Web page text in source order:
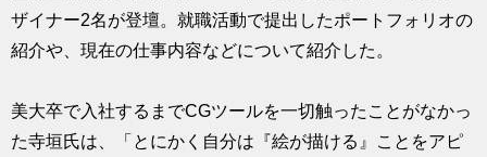
ザイナー2名が登壇。就職活動で提出したポートフォリオの
紹介や、現在の仕事内容などについて紹介した。
美大卒で入社するまでCGツールを一切触ったことがなかっ
た寺垣氏は、「とにかく自分は『絵が描ける』ことをアピ